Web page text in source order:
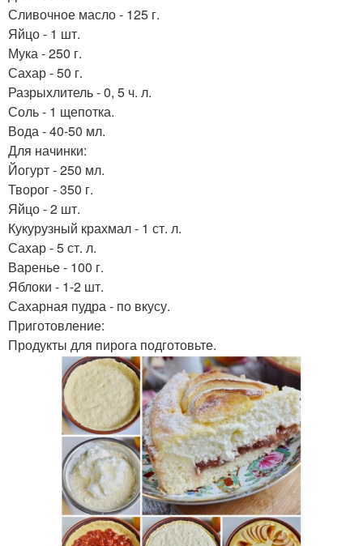
Пирог с луком
Открытый пирог
Банановый пирог
Пирог со сладким
Пирог на сметане
Пирог с творожной
начинкой
Сливочное масло - 125 г.
Яйцо - 1 шт.
Мука - 250 г.
Сахар - 50 г.
Разрыхлитель - 0, 5 ч. л.
Соль - 1 щепотка.
Вода - 40-50 мл.
Для начинки:
Йогурт - 250 мл.
Творог - 350 г.
Яйцо - 2 шт.
Кукурузный крахмал - 1 ст. л.
Сахар - 5 ст. л.
Варенье - 100 г.
Яблоки - 1-2 шт.
Сахарная пудра - по вкусу.
Приготовление:
Продукты для пирога подготовьте.